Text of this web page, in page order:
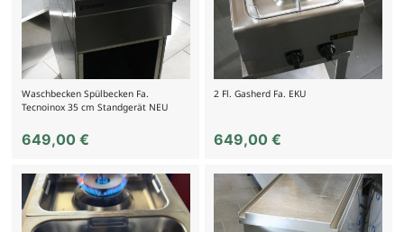
Waschbecken Spülbecken Fa.
Tecnoinox 35 cm Standgerät NEU
649,00 €
2 Fl. Gasherd Fa. EKU
649,00€